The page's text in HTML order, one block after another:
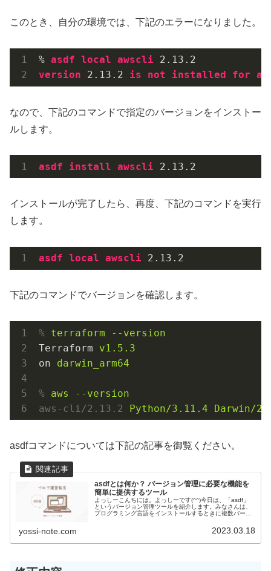
このとき、自分の環境では、下記のエラーになりました。
% asdf local awscli 2 .13 .2
version 2 .13 .2 is not installed for
なので、下記のコマンドで指定のバージョンをインストー
ルします。
asdf install awscli 2 .13 .2
インストールが完了したら、再度、下記のコマンドを実行
します。
asdf local awscli 2 .13 .2
下記のコマンドでバージョンを確認します。
% terraform --version
Terraform
v1.5.3
on
darwin_arm64
% aws --version
aws-cli/2.13.2
Python/3.11.4 Darwin/
asdfコマンドについては下記の記事を御覧ください。
asdfとは何か？ バージョン管理に必要な機能を
簡単に提供するツール
よっしーこんちには。よっしーです(^^)今日は、「asdf」
というバージョン管理ツールを紹介します。みなさんは、
プログラミング言語をインストールするときに複数バージ
yossi-note.com 2023.03.18